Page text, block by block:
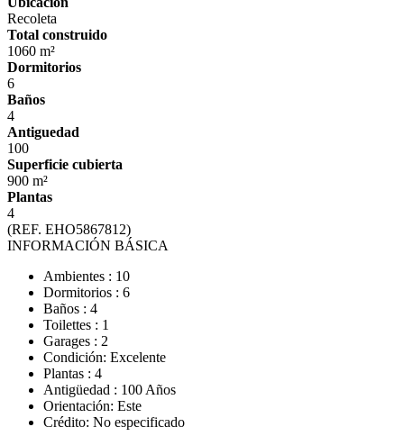
Recoleta
Total construido
1060 m²
Dormitorios
6
Baños
4
Antiguedad
100
Superficie cubierta
900 m²
Plantas
4
(REF. EHO5867812)
INFORMACIÓN BÁSICA
Ambientes : 10
Dormitorios : 6
Baños : 4
Toilettes : 1
Garages : 2
Condición: Excelente
Plantas : 4
Antigüedad : 100 Años
Orientación: Este
Crédito: No especificado